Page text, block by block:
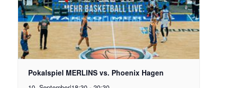
Pokalspiel MERLINS vs. Phoenix Hagen